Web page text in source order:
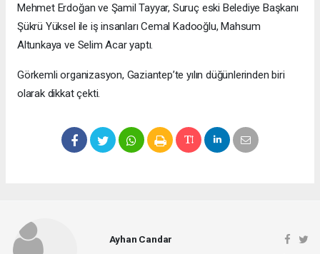
Mehmet Erdoğan ve Şamil Tayyar, Suruç eski Belediye Başkanı
Şükrü Yüksel ile iş insanları Cemal Kadooğlu, Mahsum
Altunkaya ve Selim Acar yaptı.
Görkemli organizasyon, Gaziantep’te yılın düğünlerinden biri
olarak dikkat çekti.
Ayhan Candar